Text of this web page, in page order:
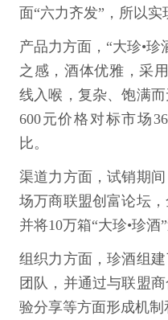
面“六力齐发”，所以实
产品力方面，“大珍•
之感，酒体优雅，采
线入喉，复杂、饱满
600元价格对标市场
比。
渠道力方面，试销期
场万商联盟创富论坛，
并将10万箱“大珍•珍酒
组织力方面，珍酒组
团队，并通过与联盟
验分享等方面形成机制